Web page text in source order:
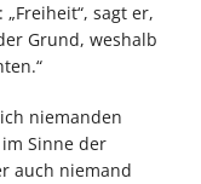
sagt er,
Grund, weshalb
niemanden
Sinne der
auch niemand